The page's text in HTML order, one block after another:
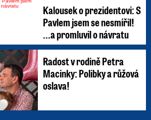
Kalousek o prezidentovi: S
Pavlem jsem se nesmířil!
...a promluvil o návratu
Radost v rodině Petra
Macinky: Polibky a růžová
oslava!